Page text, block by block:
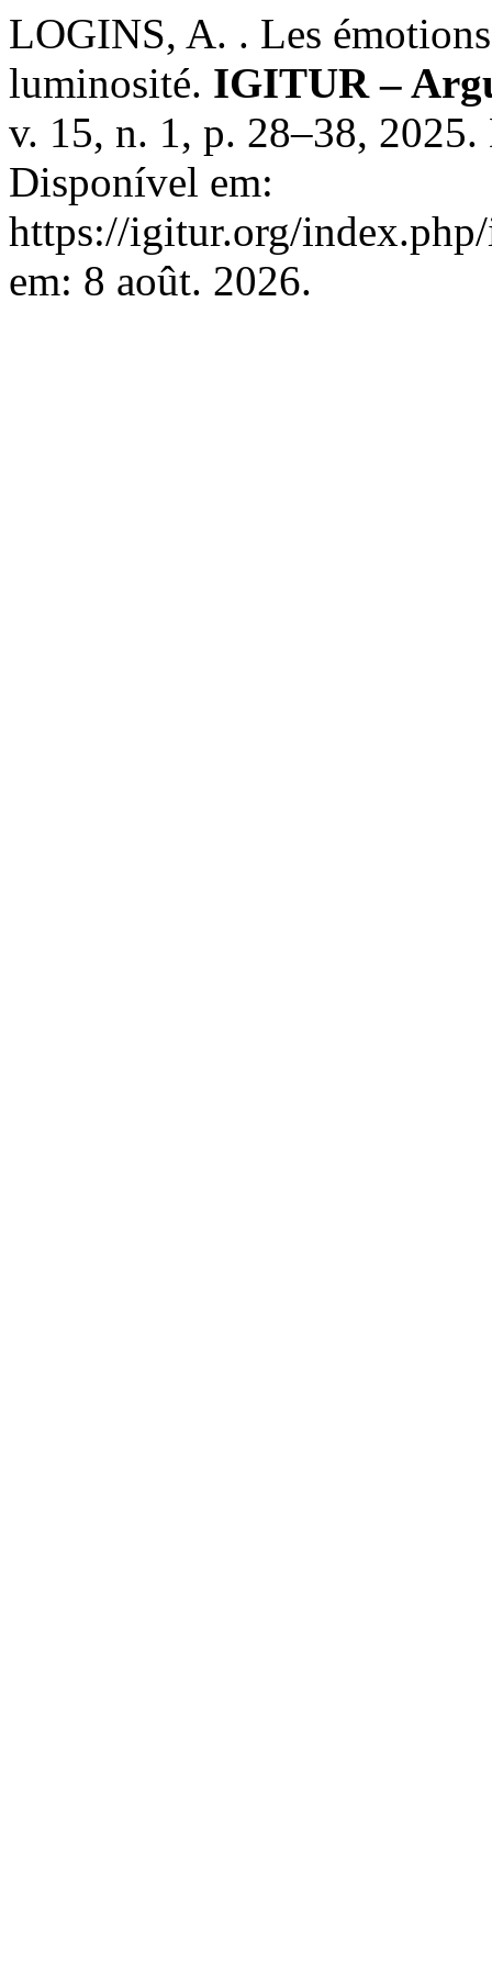
LOGINS, A. . Les
luminosité. IGITUR –
v. 15, n. 1, p. 28–38,
Disponível em:
https://igitur.org/
em: 8 août. 2026.